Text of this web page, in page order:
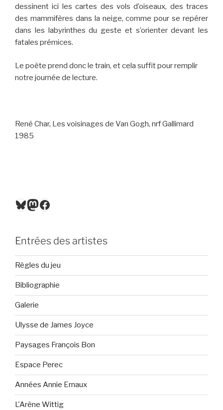
dessinent ici les cartes des vols d’oiseaux, des traces
des mammifères dans la neige, comme pour se repérer
dans les labyrinthes du geste et s’orienter devant les
fatales prémices.
Le poète prend donc le train, et cela suffit pour remplir
notre journée de lecture.
René Char, Les voisinages de Van Gogh, nrf Gallimard
1985
Bluesky
Mastodon
Facebook
Entrées des artistes
Règles du jeu
Bibliographie
Galerie
Ulysse de James Joyce
Paysages François Bon
Espace Perec
Années Annie Ernaux
L'Arène Wittig